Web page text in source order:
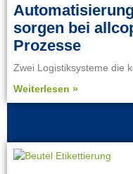
sorgen bei
Prozesse
Zwei Logistiksysteme die
Weiterlesen »